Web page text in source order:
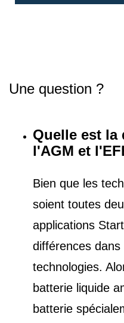
Une question ?
Quelle est la
l'AGM et
Bien que les
soient toutes
applications
différences
technologies.
batterie liquide
batterie